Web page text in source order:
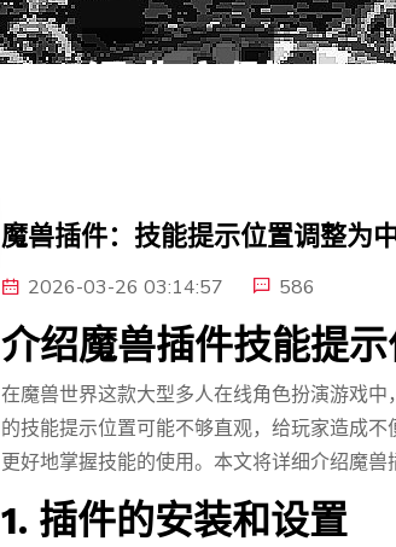
魔兽插件：技能提示位置调整为
2026-03-26 03:14:57 586
介绍魔兽插件技能提
在魔兽世界这款大型多人在线角色扮演游戏
的技能提示位置可能不够直观，给玩家造成
更好地掌握技能的使用。本文将详细介绍魔
1. 插件的安装和设置